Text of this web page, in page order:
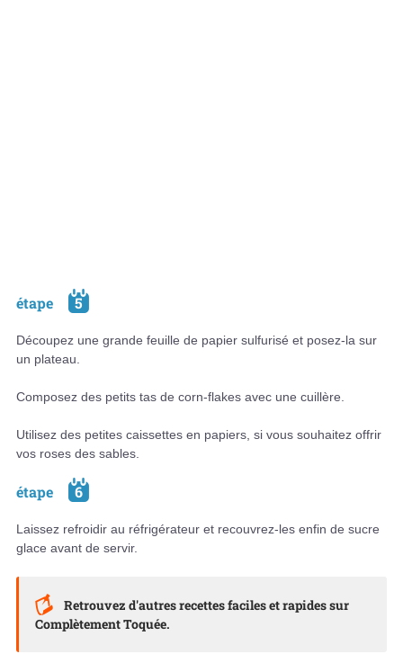
étape 5
Découpez une grande feuille de papier sulfurisé et posez-la sur
un plateau.
Composez des petits tas de corn-flakes avec une cuillère.
Utilisez des petites caissettes en papiers, si vous souhaitez offrir
vos roses des sables.
étape 6
Laissez refroidir au réfrigérateur et recouvrez-les enfin de sucre
glace avant de servir.
Retrouvez d'autres recettes faciles et rapides sur
Complètement Toquée.